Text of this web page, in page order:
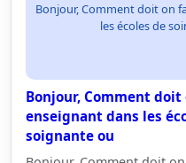
Bonjour, Comment doit on
les écoles de
Bonjour, Comment
enseignant dans les
soignante ou